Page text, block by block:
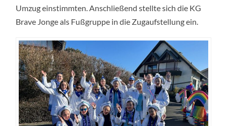
Umzug einstimmten. Anschließend stellte sich die KG
Brave Jonge als Fußgruppe in die Zugaufstellung ein.